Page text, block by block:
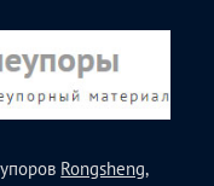
Rongsheng,